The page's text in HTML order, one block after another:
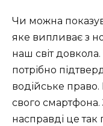
Чи можна
яке випливає з
наш світ довкола.
потрібно
водійське
свого смартфона.
насправді це так